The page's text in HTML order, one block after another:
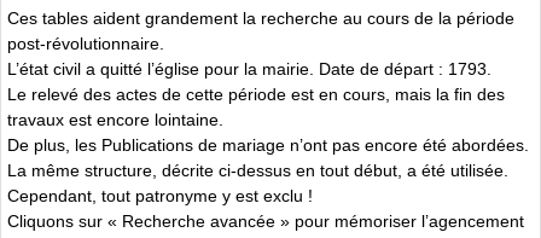
Ces tables aident grandement la recherche au cours de la période
post-révolutionnaire.
L’état civil a quitté l’église pour la mairie. Date de départ : 1793.
Le relevé des actes de cette période est en cours, mais la fin des
travaux est encore lointaine.
De plus, les Publications de mariage n’ont pas encore été abordées.
La même structure, décrite ci-dessus en tout début, a été utilisée.
Cependant, tout patronyme y est exclu !
Cliquons sur « Recherche avancée » pour mémoriser l’agencement